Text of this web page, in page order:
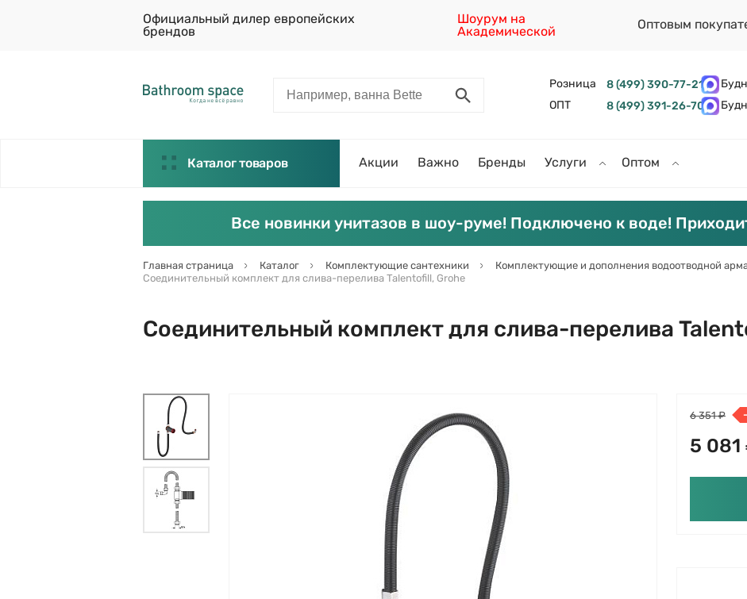
Официальный дилер европейских
брендов
Шоурум на
Академической
Оптовым
Розница 8 (499) 390-77-21
ОПТ
8 (499) 391-26-70
Каталог товаров Акции Важно Бренды Услуги Оптом
Все новинки унитазов в шоу-руме! Подключено к воде!
Главная страница Каталог Комплектующие сантехники
Комплектующие и дополнения водоотводной
Соединительный комплект для слива-перелива Talentofill, Grohe
Соединительный комплект для слива-перелива
6 351 ₽
5 081